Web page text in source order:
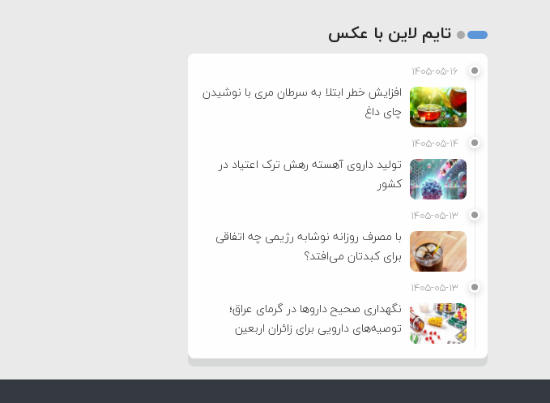
تایم لاین با عکس
۱۴۰۵-۰۵-۱۶
افزایش خطر ابتلا به سرطان مری با نوشیدن
چای داغ
۱۴۰۵-۰۵-۱۴
تولید داروی آهسته رهش ترک اعتیاد در
کشور
۱۴۰۵-۰۵-۱۳
با مصرف روزانه نوشابه رژیمی چه اتفاقی
برای کبدتان می‌افتد؟
۱۴۰۵-۰۵-۱۳
نگهداری صحیح داروها در گرمای عراق؛
توصیه‌های دارویی برای زائران اربعین